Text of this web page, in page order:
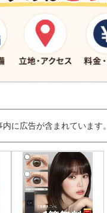
内に広告が含まれています。